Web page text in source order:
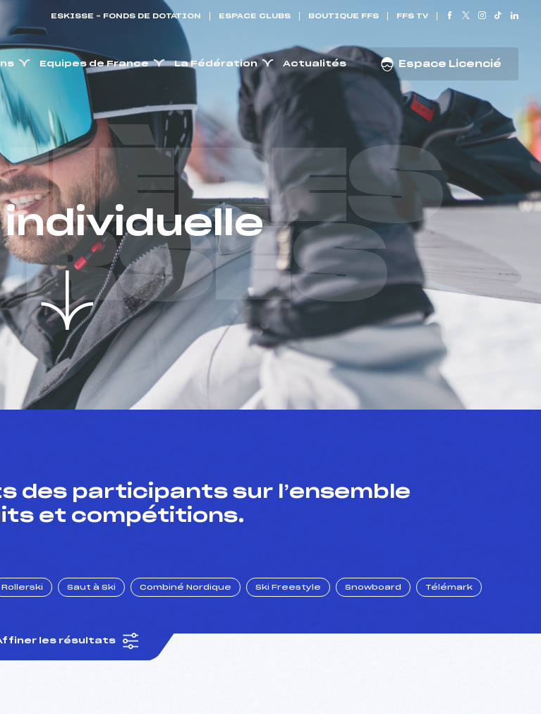
ESKISSE – FONDS DE DOTATION ESPACE CLUBS BOUTIQUE FFS FFS TV
Equipes de France La Fédération Actualités Espace Licencié
individuelle
des participants sur l’ensemble
et compétitions.
Rollerski Saut à Ski Combiné Nordique Ski Freestyle Snowboard Télémark
les résultats